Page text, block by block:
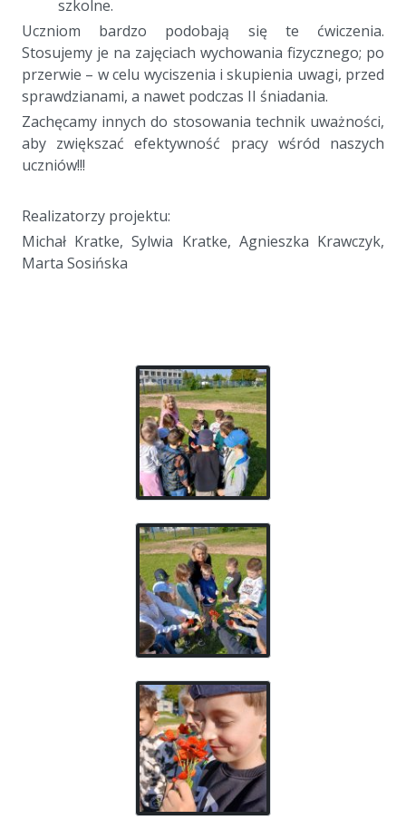
szkolne.
Uczniom bardzo podobają się te ćwiczenia.
Stosujemy je na zajęciach wychowania fizycznego; po
przerwie – w celu wyciszenia i skupienia uwagi, przed
sprawdzianami, a nawet podczas II śniadania.
Zachęcamy innych do stosowania technik uważności,
aby zwiększać efektywność pracy wśród naszych
uczniów!!!
Realizatorzy projektu:
Michał Kratke, Sylwia Kratke, Agnieszka Krawczyk,
Marta Sosińska